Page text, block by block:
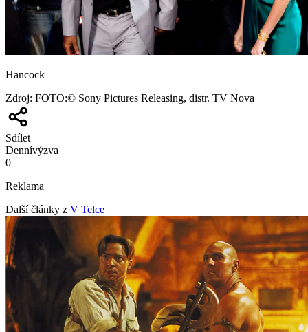
Hancock
Zdroj: FOTO:© Sony Pictures Releasing, distr. TV Nova
Sdílet
Dennívýzva
0
Reklama
Další články z V Telce